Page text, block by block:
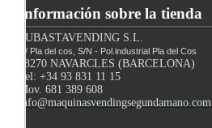
Información sobre la tienda
SUBASTAVENDING S.L.
C/ Pla del cos, S/N - Pol.industrial Pla del Cos
08270 NAVARCLES (BARCELONA)
Tel: +34 93 831 11 15
Mov. 681 389 608
info@maquinasvendingsegundamano.com